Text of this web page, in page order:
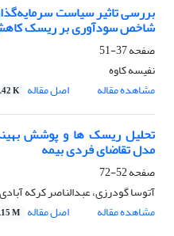
بررسی تاثیر سیاست
شاخص سودآوری بر ریسک
صفحه37-51
نفیسه کاوه
مشاهده مقاله
اصل مقاله K
تحلیل ریسک ها و پوشش
مدل تقاضای فردی بیمه
صفحه52-72
آتوسا گودرزی، عبدالناصر کرکه آبادی
مشاهده مقاله
اصل مقاله M